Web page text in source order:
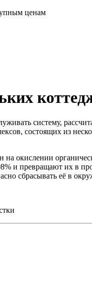
ценам
систему,
состоящих из
на окислении
и превращают их в
сбрасывать её в